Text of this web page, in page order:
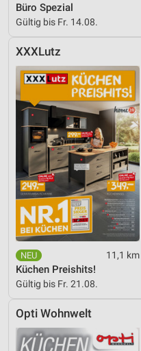
Büro Spezial
Gültig bis Fr. 14.08.
XXXLutz
11,1 km
Küchen Preishits!
Gültig bis Fr. 21.08.
Opti Wohnwelt